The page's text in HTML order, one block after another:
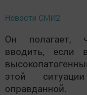
Новости СМИ2
Он полагает,
вводить, если
этой
оправданной.